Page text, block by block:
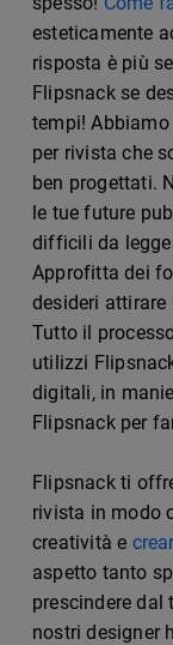
esteticamente
risposta è più
Flipsnack se
tempi!
per rivista che
ben progettati.
le tue future
difficili da
Approfitta dei
desideri attirare
Tutto il
utilizzi
digitali, in
Flipsnack per
Flipsnack ti
rivista in modo
creatività e
aspetto tanto
prescindere dal
nostri designer